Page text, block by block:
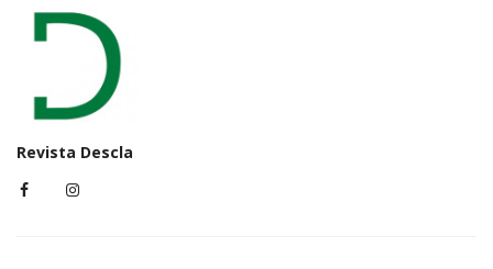
Revista Descla